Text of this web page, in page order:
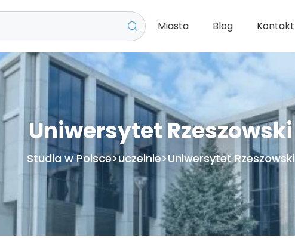
Miasta Blog Kontakt
Uniwersytet Rzeszowski
Studia w Polsce>uczelnie>Uniwersytet Rzeszowski